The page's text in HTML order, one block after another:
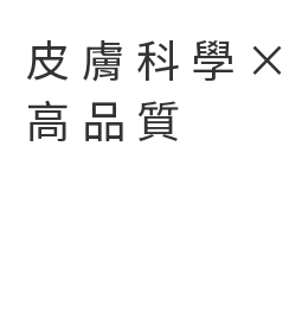
皮膚科學×
高品質